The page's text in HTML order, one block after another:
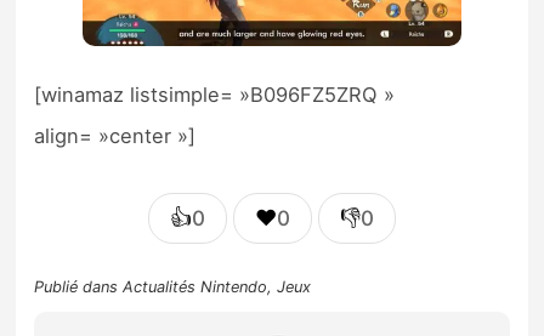
[winamaz listsimple= »B096FZ5ZRQ »
align= »center »]
👍0 ❤️0 👎0
Publié dansActualités Nintendo,Jeux